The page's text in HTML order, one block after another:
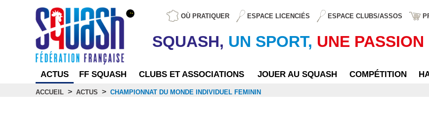
OÙ PRATIQUER ESPACE LICENCIÉS ESPACE CLUBS/ASSOS
SQUASH, UN SPORT, UNE PASSION
ACTUS FF SQUASH CLUBS ET ASSOCIATIONS JOUER AU SQUASH COMPÉTITION
ACCUEIL > ACTUS > CHAMPIONNAT DU MONDE INDIVIDUEL FEMININ